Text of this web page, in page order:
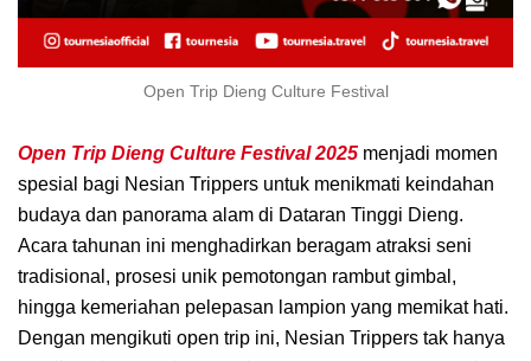
Open Trip Dieng Culture Festival
Open Trip Dieng Culture Festival 2025 menjadi momen
spesial bagi Nesian Trippers untuk menikmati keindahan
budaya dan panorama alam di Dataran Tinggi Dieng.
Acara tahunan ini menghadirkan beragam atraksi seni
tradisional, prosesi unik pemotongan rambut gimbal,
hingga kemeriahan pelepasan lampion yang memikat hati.
Dengan mengikuti open trip ini, Nesian Trippers tak hanya